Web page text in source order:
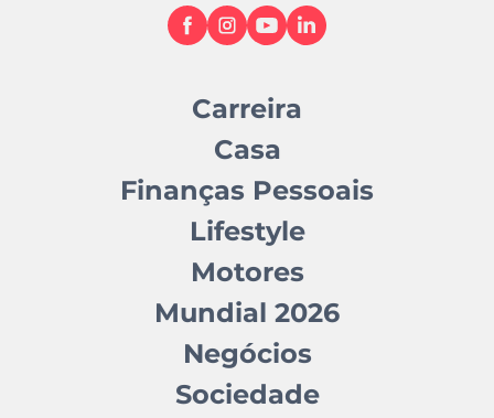
Carreira
Casa
Finanças Pessoais
Lifestyle
Motores
Mundial 2026
Negócios
Sociedade